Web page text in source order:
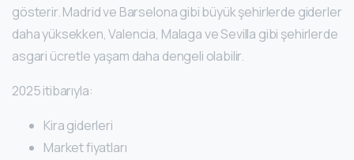
gösterir. Madrid ve Barselona gibi büyük şehirlerde giderler
daha yüksekken, Valencia, Malaga ve Sevilla gibi şehirlerde
asgari ücretle yaşam daha dengeli olabilir.
2025 itibarıyla:
Kira giderleri
Market fiyatları